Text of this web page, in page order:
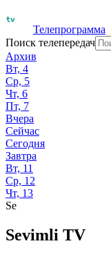
Телепрограмма
Поиск телепередач
Архив
Вт, 4
Ср, 5
Чт, 6
Пт, 7
Вчера
Сейчас
Сегодня
Завтра
Вт, 11
Ср, 12
Чт, 13
Se
Sevimli TV